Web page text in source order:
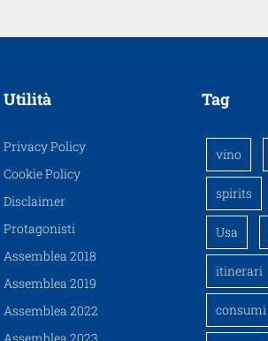
Utilità
Privacy Policy
Cookie Policy
Disclaimer
Protagonisti
Assemblea 2018
Assemblea 2019
Assemblea 2022
Tag
vino
spirits
Usa
itinerari
consumi